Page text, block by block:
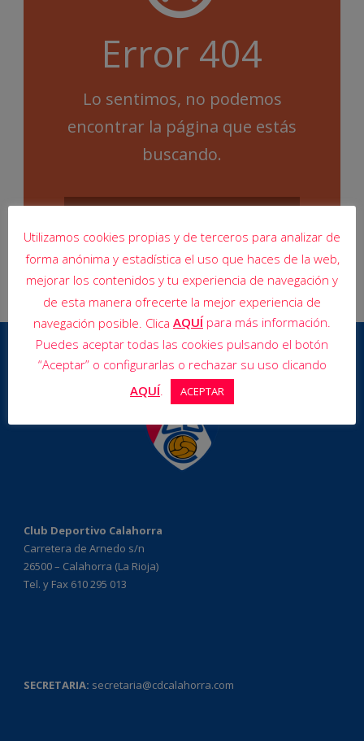
Error 404
Lo sentimos, no podemos
encontrar la página que estás
buscando.
Club Deportivo Calahorra
Carretera de Arnedo s/n
26500 – Calahorra (La Rioja)
Tel. y Fax 610 295 013
SECRETARIA: secretaria@cdcalahorra.com
Utilizamos cookies propias y de terceros para analizar de
forma anónima y estadística el uso que haces de la web,
mejorar los contenidos y tu experiencia de navegación y
de esta manera ofrecerte la mejor experiencia de
navegación posible. Clica AQUÍ para más información.
Puedes aceptar todas las cookies pulsando el botón
“Aceptar” o configurarlas o rechazar su uso clicando
AQUÍ. ACEPTAR